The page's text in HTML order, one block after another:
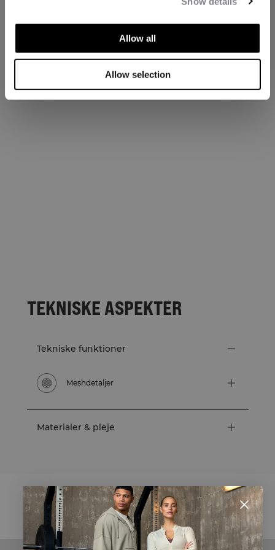
Allow all
Allow selection
TEKNISKE ASPEKTER
Tekniske funktioner
Meshdetaljer
Materialer & pleje
STYLE WITH